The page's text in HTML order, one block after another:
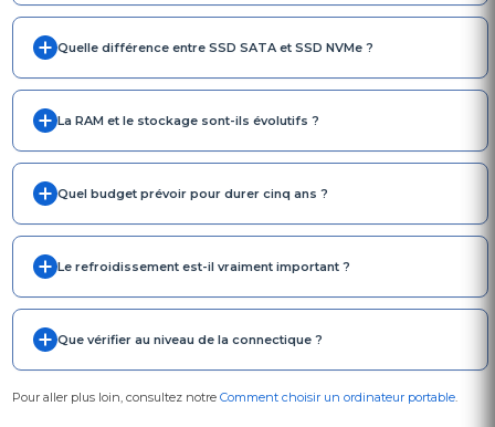
Quelle différence entre SSD SATA et SSD NVMe ?
La RAM et le stockage sont-ils évolutifs ?
Quel budget prévoir pour durer cinq ans ?
Le refroidissement est-il vraiment important ?
Que vérifier au niveau de la connectique ?
Pour aller plus loin, consultez notre Comment choisir un ordinateur portable.